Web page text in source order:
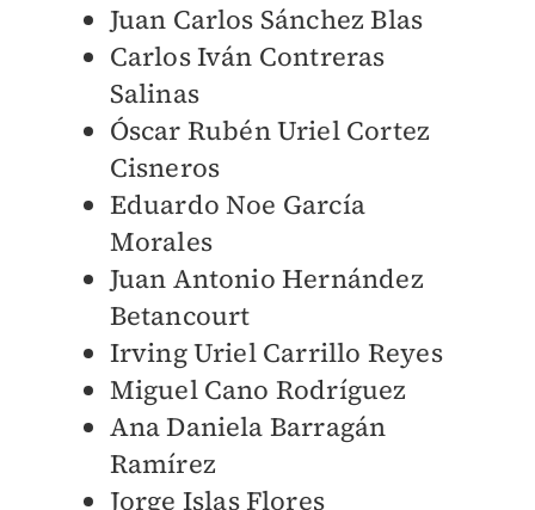
Juan Carlos Sánchez Blas
Carlos Iván Contreras
Salinas
Óscar Rubén Uriel Cortez
Cisneros
Eduardo Noe García
Morales
Juan Antonio Hernández
Betancourt
Irving Uriel Carrillo Reyes
Miguel Cano Rodríguez
Ana Daniela Barragán
Ramírez
Jorge Islas Flores